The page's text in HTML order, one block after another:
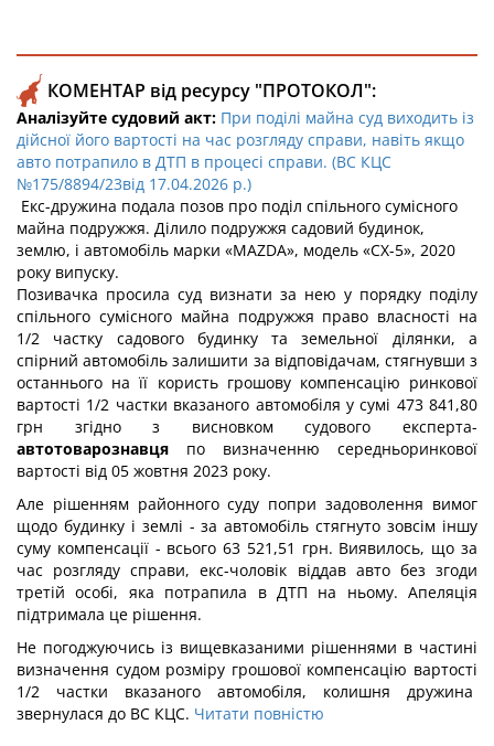
КОМЕНТАР від ресурсу "ПРОТОКОЛ":
Аналізуйте судовий акт: При поділі майна суд виходить із
дійсної його вартості на час розгляду справи, навіть якщо
авто потрапило в ДТП в процесі справи. (ВС КЦС
№175/8894/23від 17.04.2026 р.)
Екс-дружина подала позов про поділ спільного сумісного
майна подружжя. Ділило подружжя садовий будинок,
землю, і автомобіль марки «MAZDA», модель «СХ-5», 2020
року випуску.
Позивачка просила суд визнати за нею у порядку поділу
спільного сумісного майна подружжя право власності на
1/2 частку садового будинку та земельної ділянки, а
спірний автомобіль залишити за відповідачам, стягнувши з
останнього на її користь грошову компенсацію ринкової
вартості 1/2 частки вказаного автомобіля у сумі 473 841,80
грн згідно з висновком судового експерта-
автотоварознавця по визначенню середньоринкової
вартості від 05 жовтня 2023 року.
Але рішенням районного суду попри задоволення вимог
щодо будинку і землі - за автомобіль стягнуто зовсім іншу
суму компенсації - всього 63 521,51 грн. Виявилось, що за
час розгляду справи, екс-чоловік віддав авто без згоди
третій особі, яка потрапила в ДТП на ньому. Апеляція
підтримала це рішення.
Не погоджуючись із вищевказаними рішеннями в частині
визначення судом розміру грошової компенсацію вартості
1/2 частки вказаного автомобіля, колишня дружина
звернулася до ВС КЦС. Читати повністю